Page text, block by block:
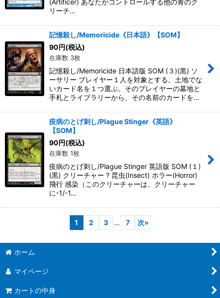
(Artificer) あなたがコントロールする他の青のク
リーチ…
記憶殺し/Memoricide《日本語》【SOM】
90円(税込)
在庫数 3枚
記憶殺し/Memoricide 日本語版 SOM (３)(黒) ソ
ーサリー プレイヤー１人を対象とする。土地でな
いカード名を１つ選ぶ。そのプレイヤーの墓地と
手札とライブラリーから、その名前のカードを…
疫病のとげ刺し/Plague Stinger《英語》
【SOM】
90円(税込)
在庫数 1枚
疫病のとげ刺し/Plague Stinger 英語版 SOM (１)
(黒) クリーチャー ? 昆虫(Insect) ホラー(Horror)
飛行 感染（このクリーチャーは、クリーチャー
に-1/-1…
1 2 3 ... 7 次»
ホーム
マイページ
カートの中身